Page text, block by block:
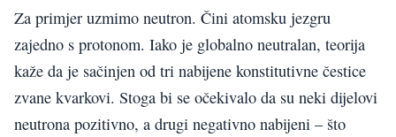
Za primjer uzmimo neutron. Čini atomsku jezgru
zajedno s protonom. Iako je globalno neutralan, teorija
kaže da je sačinjen od tri nabijene konstitutivne čestice
zvane kvarkovi. Stoga bi se očekivalo da su neki dijelovi
neutrona pozitivno, a drugi negativno nabijeni – što